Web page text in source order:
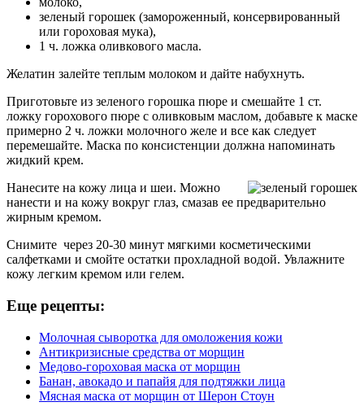
зеленый горошек (замороженный, консервированный
или гороховая мука),
1 ч. ложка оливкового масла.
Желатин залейте теплым молоком и дайте набухнуть.
Приготовьте из зеленого горошка пюре и смешайте 1 ст.
ложку горохового пюре с оливковым маслом, добавьте к маске
примерно 2 ч. ложки молочного желе и все как следует
перемешайте. Маска по консистенции должна напоминать
жидкий крем.
Нанесите на кожу лица и шеи. Можно
нанести и на кожу вокруг глаз, смазав ее предварительно
жирным кремом.
Снимите через 20-30 минут мягкими косметическими
салфетками и смойте остатки прохладной водой. Увлажните
кожу легким кремом или гелем.
Еще рецепты:
Молочная сыворотка для омоложения кожи
Антикризисные средства от морщин
Медово-гороховая маска от морщин
Банан, авокадо и папайя для подтяжки лица
Мясная маска от морщин от Шерон Стоун